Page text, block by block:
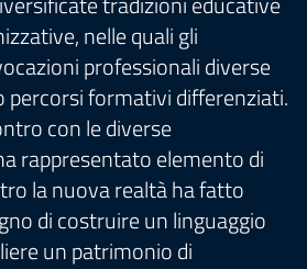
nelle quali gli
professionali diverse
percorsi formativi differenziati.
con le diverse
rappresentato elemento di
la nuova realtà ha fatto
di costruire un linguaggio
un patrimonio di